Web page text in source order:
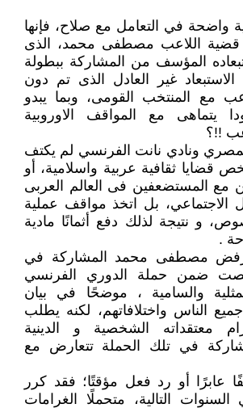
واضحة في التعامل مع صلاح، فإنها
قضية اللاعب مصطفى محمد، الذى
المؤسف من المشاركة ببطولة
غير العادل الذى تم دون
مع المنتخب القومى، وبما يبدو
يتماهى مع المواقف الاوروبية
!!؟
ونادي نانت الفرنسي لم يكتف
قضايا ثقافية عربية واسلامية، أو
مع المستضعفين فى العالم العربى
الاجتماعي، بل اتخذ مواقف عملية
و نتيجة لذلك دفع أثمانًا مادية
.
مايو 2023 رفض مصطفى محمد المشاركة في
ضمن حملة الدوري الفرنسي
والسامية ، موضحًا في بيان
الناس واختلافاتهم، لكنه يطلب
معتقداته الشخصية و الدينية
في تلك الحملة تتعارض مع
عابرًا أو رد فعل مؤقتًا؛ فقد كرر
التالية، متحملًا الغرامات